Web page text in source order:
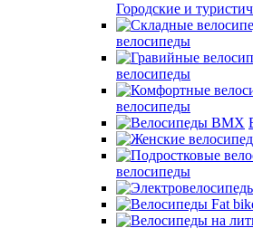
Городские и
велосипеды
велосипеды
велосипеды
велосипеды